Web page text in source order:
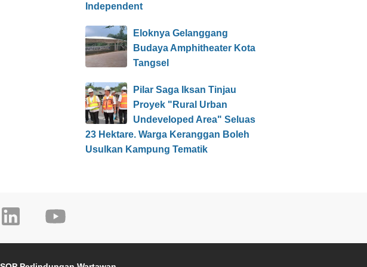
Independent
Eloknya Gelanggang
Budaya Amphitheater Kota
Tangsel
Pilar Saga Iksan Tinjau
Proyek "Rural Urban
Undeveloped Area" Seluas
23 Hektare. Warga Keranggan Boleh
Usulkan Kampung Tematik